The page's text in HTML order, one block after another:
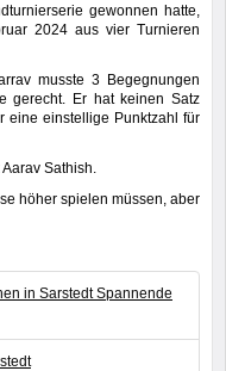
gewonnen hatte,
2024 aus vier Turnieren
musste 3 Begegnungen
gerecht. Er hat keinen Satz
eine einstellige Punktzahl für
Sathish.
höher spielen müssen, aber
in Sarstedt Spannende